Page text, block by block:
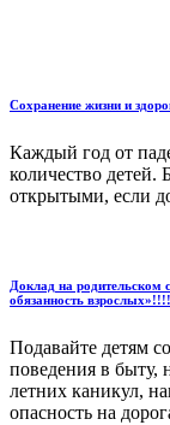
Памятка
Сохранение жизни и
Каждый год от
количество детей.
открытыми, если
Доклад на родительском
обязанность взрослых»!!!!
Подавайте детям
поведения в быту,
летних каникул,
опасность на